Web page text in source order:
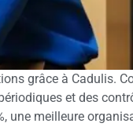
grâce à Cadulis.
et des
une meilleure